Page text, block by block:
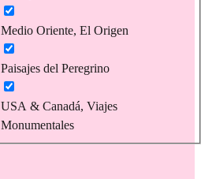
Medio Oriente, El Origen
Paisajes del Peregrino
USA & Canadá, Viajes
Monumentales